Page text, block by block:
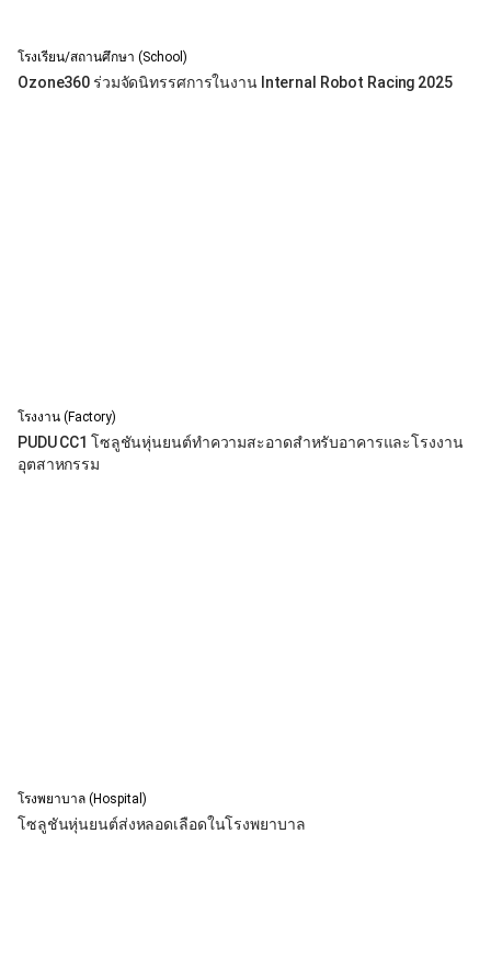
โรงเรียน/สถานศึกษา (School)
Ozone360 ร่วมจัดนิทรรศการในงาน Internal Robot Racing 2025
โรงงาน (Factory)
PUDU CC1 โซลูชันหุ่นยนต์ทำความสะอาดสำหรับอาคารและโรงงาน
อุตสาหกรรม
โรงพยาบาล (Hospital)
โซลูชันหุ่นยนต์ส่งหลอดเลือดในโรงพยาบาล